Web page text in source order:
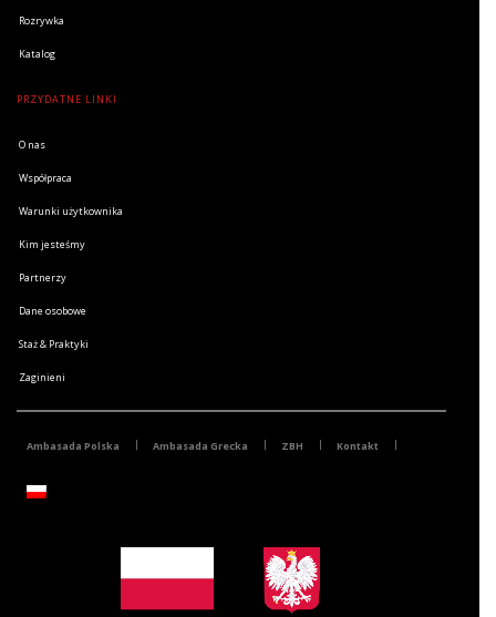
Rozrywka
Katalog
PRZYDATNE LINKI
O nas
Współpraca
Warunki użytkownika
Kim jesteśmy
Partnerzy
Dane osobowe
Staż & Praktyki
Zaginieni
Ambasada Polska Ambasada Grecka ZBH Kontakt